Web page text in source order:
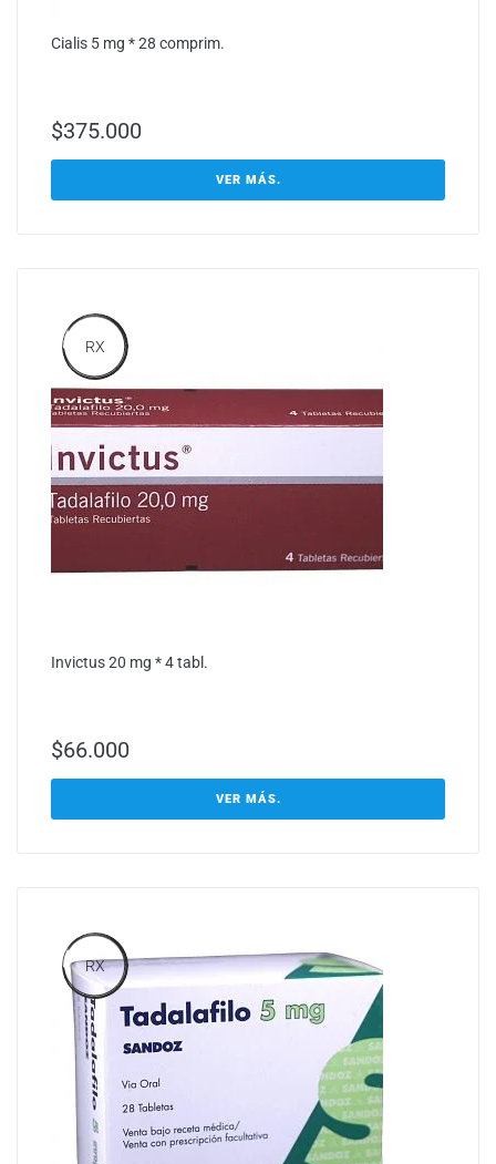
Cialis 5 mg * 28 comprim.
$375.000
VER MÁS.
RX
Invictus 20 mg * 4 tabl.
$66.000
VER MÁS.
RX